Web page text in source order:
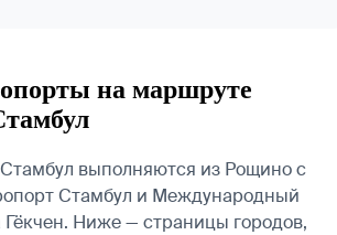
на маршруте
выполняются из Рощино с
Стамбул и Международный
Ниже — страницы городов,